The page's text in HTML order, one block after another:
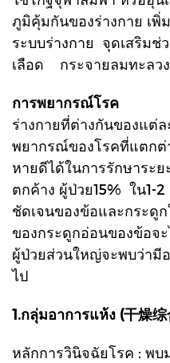
ภูมิคุ้มกันของร่างกาย เพิ่
ระบบร่างกาย จุดเสริมช่
เลือด กระจายลมทะลว
การพยากรณ์โรค
ร่างกายที่ต่างกันของแต่
พยากรณ์ของโรคที่แตกต่
หายดีได้ในการรักษาระ
ตกค้าง ผู้ป่วย15% ใน1-
ชัดเจนของข้อและกระดู
ของกระดูกอ่อนของข้อจ
ผู้ป่วยส่วนใหญ่จะพบว่ามี
ไป
1.กลุ่มอาการแห้ง (干燥
หลักการวินิจฉัยโรค : พ